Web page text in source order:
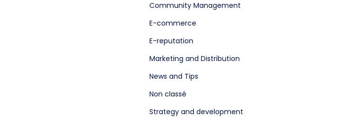
Community Management
E-commerce
E-reputation
Marketing and Distribution
News and Tips
Non classé
Strategy and development